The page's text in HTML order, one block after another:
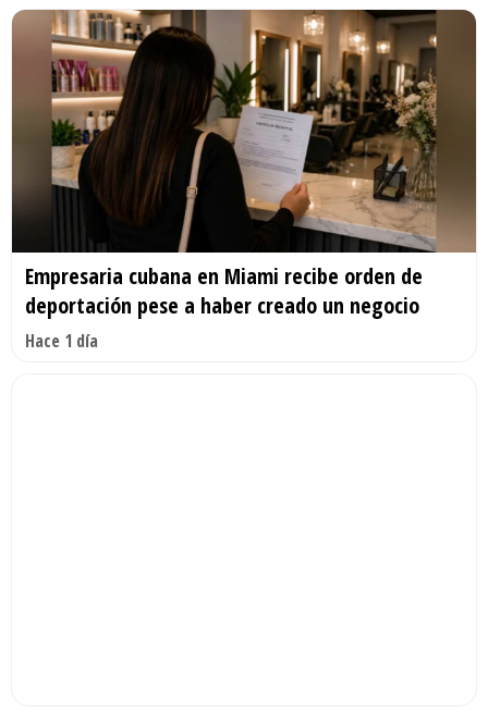
Empresaria cubana en Miami recibe orden de
deportación pese a haber creado un negocio
Hace 1 día